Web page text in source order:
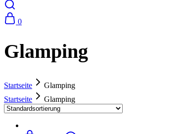
0
Glamping
Startseite
Glamping
Startseite
Glamping